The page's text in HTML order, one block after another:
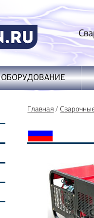
ОБОРУДОВАНИЕ
Главная /